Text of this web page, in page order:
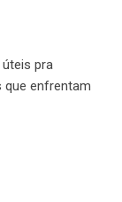
pra
que enfrentam